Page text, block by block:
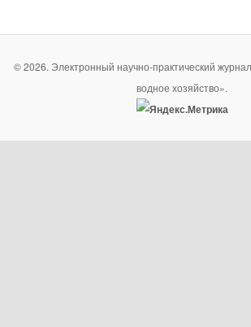
© 2026. Электронный научно-практический
водное хозяйство».